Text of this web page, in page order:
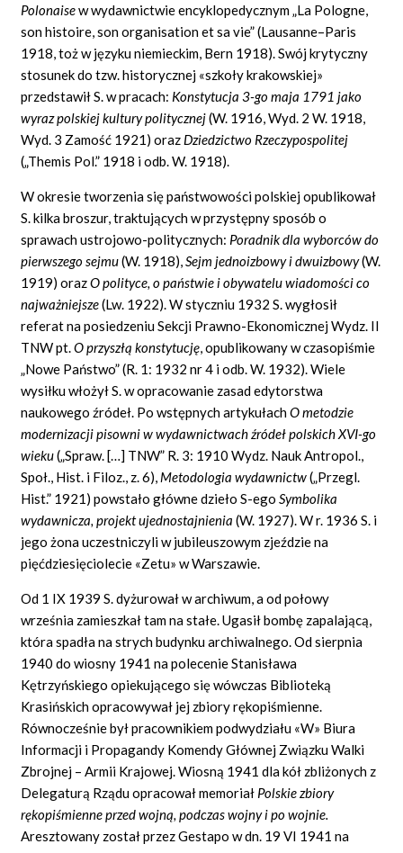
Polonaisew wydawnictwie encyklopedycznym „La Pologne,
son histoire, son organisation et sa vie” (Lausanne–Paris
1918, toż w języku niemieckim, Bern 1918). Swój krytyczny
stosunek do tzw. historycznej «szkołykrakowskiej»
przedstawił S. w pracach: Konstytucja 3-go maja 1791 jako
wyraz polskiej kultury politycznej(W. 1916, Wyd. 2 W. 1918,
Wyd. 3 Zamość 1921) oraz Dziedzictwo Rzeczypospolitej
(„Themis Pol.” 1918 i odb. W. 1918).
W okresie tworzenia się państwowości polskiej opublikował
S. kilka broszur, traktujących w przystępny sposób o
sprawach ustrojowo-politycznych: Poradnik dla wyborców do
pierwszego sejmu(W. 1918),Sejm jednoizbowy i dwuizbowy(W.
1919) orazOpolityce,opaństwieiobywateluwiadomościco
najważniejsze(Lw. 1922). W styczniu 1932 S. wygłosił
referat na posiedzeniu Sekcji Prawno-Ekonomicznej Wydz. II
TNW pt.O przyszłą konstytucję,opublikowany w czasopiśmie
„Nowe Państwo” (R. 1: 1932 nr 4 i odb. W. 1932). Wiele
wysiłku włożył S. w opracowanie zasad edytorstwa
naukowego źródeł. Po wstępnych artykułachO metodzie
modernizacji pisowni w wydawnictwach źródeł polskich XVI-go
wieku(„Spraw. […] TNW” R. 3: 1910 Wydz. Nauk Antropol.,
Społ., Hist. i Filoz., z. 6), Metodologia wydawnictw(„Przegl.
Hist.” 1921) powstało główne dzieło S-egoSymbolika
wydawnicza, projekt ujednostajnienia(W. 1927). W r. 1936 S. i
jego żona uczestniczyli w jubileuszowym zjeździe na
pięćdziesięciolecie «Zetu» w Warszawie.
Od 1 IX 1939 S. dyżurował w archiwum, a od połowy
września zamieszkał tam na stałe. Ugasił bombę zapalającą,
która spadła na strych budynku archiwalnego. Od sierpnia
1940 do wiosny 1941 na polecenie Stanisława
Kętrzyńskiego opiekującego się wówczas Biblioteką
Krasińskich opracowywał jej zbiory rękopiśmienne.
Równocześnie był pracownikiem podwydziału «W» Biura
Informacji i Propagandy Komendy Głównej Związku Walki
Zbrojnej – Armii Krajowej. Wiosną 1941 dla kół zbliżonych z
Delegaturą Rządu opracował memoriał Polskie zbiory
rękopiśmienne przed wojną, podczas wojny i po wojnie.
Aresztowany został przez Gestapo w dn. 19 VI 1941 na